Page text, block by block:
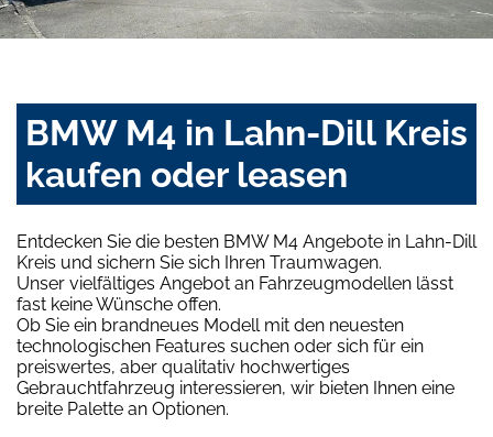
BMW M4 in Lahn-Dill Kreis
kaufen oder leasen
Entdecken Sie die besten BMW M4 Angebote in Lahn-Dill
Kreis und sichern Sie sich Ihren Traumwagen.
Unser vielfältiges Angebot an Fahrzeugmodellen lässt
fast keine Wünsche offen.
Ob Sie ein brandneues Modell mit den neuesten
technologischen Features suchen oder sich für ein
preiswertes, aber qualitativ hochwertiges
Gebrauchtfahrzeug interessieren, wir bieten Ihnen eine
breite Palette an Optionen.